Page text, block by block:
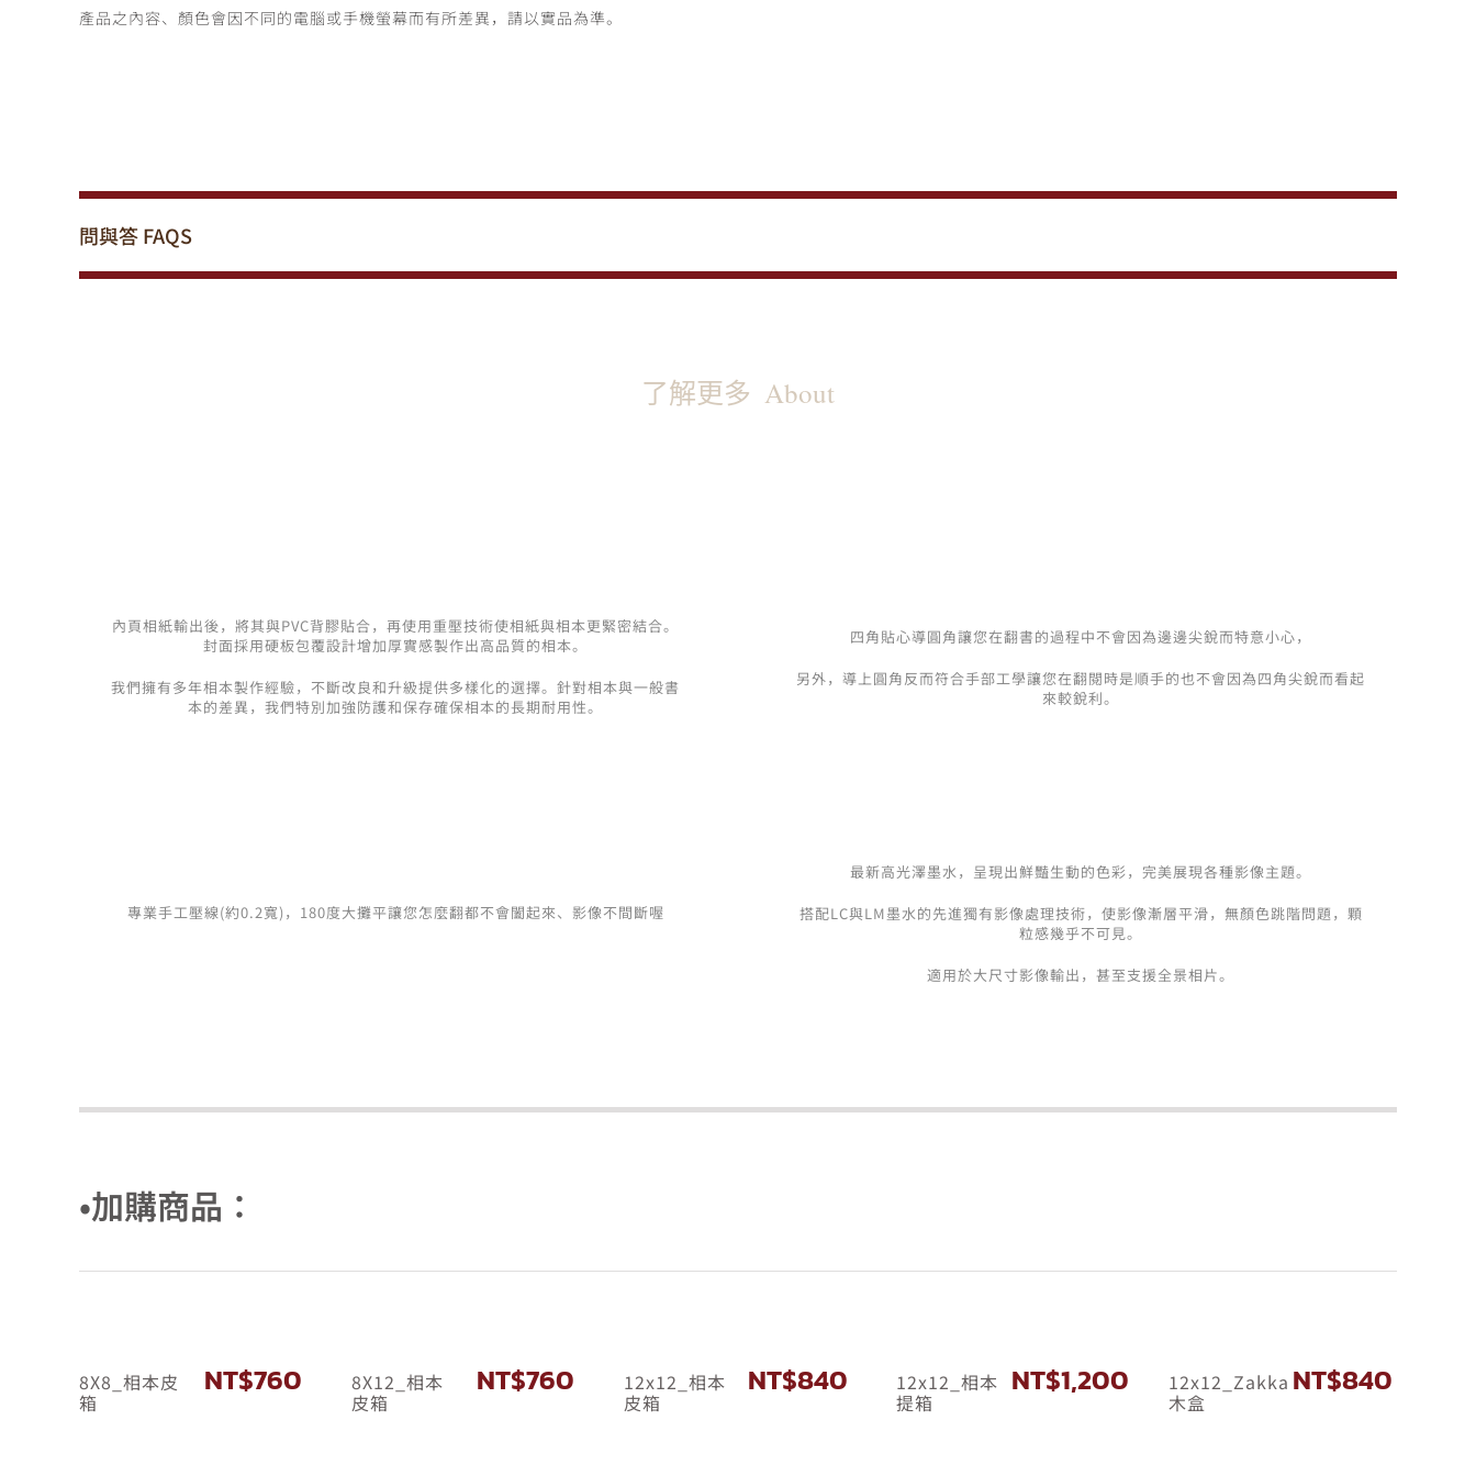
產品之內容、顏色會因不同的電腦或手機螢幕而有所差異，請以實品為準。
問與答FAQS
了解更多 About
內頁相紙輸出後，將其與PVC背膠貼合，再使用重壓技術使相紙與相本更緊密結合。
封面採用硬板包覆設計增加厚實感製作出高品質的相本。
我們擁有多年相本製作經驗，不斷改良和升級提供多樣化的選擇。針對相本與一般書
本的差異，我們特別加強防護和保存確保相本的長期耐用性。
四角貼心導圓角讓您在翻書的過程中不會因為邊邊尖銳而特意小心，
另外，導上圓角反而符合手部工學讓您在翻閱時是順手的也不會因為四角尖銳而看起
來較銳利。
專業手工壓線(約0.2寬)，180度大攤平讓您怎麼翻都不會闔起來、影像不間斷喔
最新高光澤墨水，呈現出鮮豔生動的色彩，完美展現各種影像主題。
搭配LC與LM墨水的先進獨有影像處理技術，使影像漸層平滑，無顏色跳階問題，顆
粒感幾乎不可見。
適用於大尺寸影像輸出，甚至支援全景相片。
•加購商品：
8X8_相本皮
箱
NT$760 8X12_相本
皮箱
NT$760 12x12_相本
皮箱
NT$840 12x12_相本
提箱
NT$1,200 12x12_Zakka
木盒
NT$840